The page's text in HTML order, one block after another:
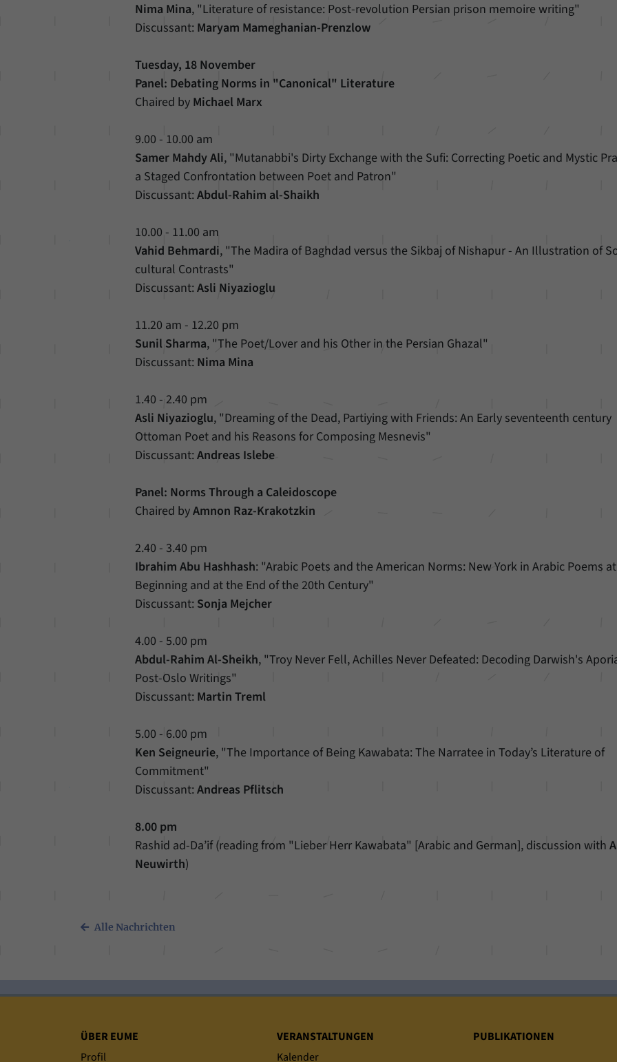
Nima Mina, "Literature of resistance: Post-revolution Persian prison memoire writing"
Discussant: Maryam Mameghanian-Prenzlow
Tuesday, 18 November
Panel: Debating Norms in "Canonical" Literature
Chaired by Michael Marx
9.00 - 10.00 am
Samer Mahdy Ali, "Mutanabbi's Dirty Exchange with the Sufi: Correcting Poetic and Mystic
a Staged Confrontation between Poet and Patron"
Discussant:Abdul-Rahim al-Shaikh
10.00 - 11.00 am
Vahid Behmardi, "The Madira of Baghdad versus the Sikbaj of Nishapur - An Illustration of
cultural Contrasts"
Discussant:Asli Niyazioglu
11.20 am - 12.20 pm
Sunil Sharma, "The Poet/Lover and his Other in the Persian Ghazal"
Discussant: Nima Mina
1.40 - 2.40 pm
Asli Niyazioglu, "Dreaming of the Dead, Partiying with Friends: An Early seventeenth century
Ottoman Poet and his Reasons for Composing Mesnevis"
Discussant:Andreas Islebe
Panel: Norms Through a Caleidoscope
Chaired byAmnon Raz-Krakotzkin
2.40 - 3.40 pm
Ibrahim Abu Hashhash: "Arabic Poets and the American Norms: New York in Arabic Poems
Beginning and at the End of the 20th Century"
Discussant: Sonja Mejcher
4.00 - 5.00 pm
Abdul-Rahim Al-Sheikh, "Troy Never Fell, Achilles Never Defeated: Decoding Darwish's
Post-Oslo Writings"
Discussant: Martin Treml
5.00 - 6.00 pm
Ken Seigneurie, "The Importance of Being Kawabata: The Narratee in Today’s Literature of
Commitment"
Discussant:Andreas Pflitsch
8.00 pm
Rashid ad-Da’if (reading from "Lieber Herr Kawabata" [Arabic and German], discussion with
Neuwirth)
Alle Nachrichten
Sitemap
ÜBER EUME
Profil
VERANSTALTUNGEN
Kalender
PUBLIKATIONEN